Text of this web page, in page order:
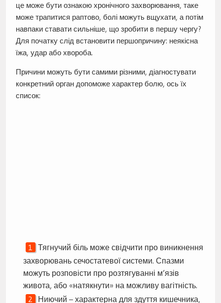
це може бути ознакою хронічного захворювання, таке
може трапитися раптово, болі можуть вщухати, а потім
навпаки ставати сильніше, що зробити в першу чергу?
Для початку слід встановити першопричину: неякісна
їжа, удар або хвороба.
Причини можуть бути самими різними, діагностувати
конкретний орган допоможе характер болю, ось їх
список:
Тягнучий біль може свідчити про виникнення
захворювань сечостатевої системи. Спазми
можуть розповісти про розтягуванні м’язів
живота, або «натякнути» на можливу вагітність.
Ниючий – характерна для здуття кишечника,